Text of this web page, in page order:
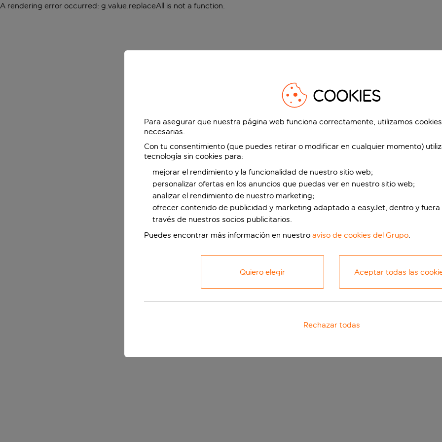
A rendering error occurred: g.value.replaceAll is not a function.
COOKIES
Para asegurar que nuestra página web funciona correctamente, utilizamos
necesarias.
Con tu consentimiento (que puedes retirar o modificar en cualquier momento)
tecnología sin cookies para:
mejorar el rendimiento y la funcionalidad de nuestro sitio web;
personalizar ofertas en los anuncios que puedas ver en nuestro sitio web;
analizar el rendimiento de nuestro marketing;
ofrecer contenido de publicidad y marketing adaptado a easyJet, dentro y
través de nuestros socios publicitarios.
Puedes encontrar más información en nuestro aviso de cookies del Grupo.
Quiero elegir Aceptar todas las
Rechazar todas